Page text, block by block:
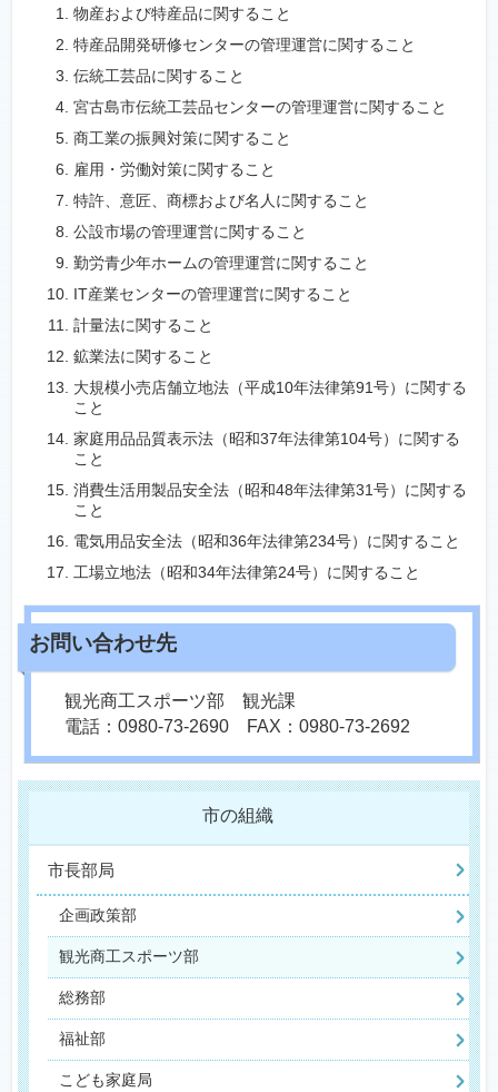
物産および特産品に関すること
特産品開発研修センターの管理運営に関すること
伝統工芸品に関すること
宮古島市伝統工芸品センターの管理運営に関すること
商工業の振興対策に関すること
雇用・労働対策に関すること
特許、意匠、商標および名人に関すること
公設市場の管理運営に関すること
勤労青少年ホームの管理運営に関すること
IT産業センターの管理運営に関すること
計量法に関すること
鉱業法に関すること
大規模小売店舗立地法（平成10年法律第91号）に関する
こと
家庭用品品質表示法（昭和37年法律第104号）に関する
こと
消費生活用製品安全法（昭和48年法律第31号）に関する
こと
電気用品安全法（昭和36年法律第234号）に関すること
工場立地法（昭和34年法律第24号）に関すること
観光商工スポーツ部 観光課
電話：0980-73-2690 FAX：0980-73-2692
市の組織
市長部局
企画政策部
観光商工スポーツ部
総務部
福祉部
こども家庭局